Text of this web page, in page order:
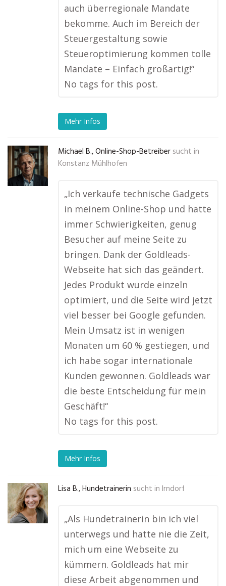
auch überregionale Mandate
bekomme. Auch im Bereich der
Steuergestaltung sowie
Steueroptimierung kommen tolle
Mandate – Einfach großartig!“
No tags for this post.
Mehr Infos
Michael B., Online-Shop-Betreiber sucht in
Konstanz Mühlhofen
„Ich verkaufe technische Gadgets
in meinem Online-Shop und hatte
immer Schwierigkeiten, genug
Besucher auf meine Seite zu
bringen. Dank der Goldleads-
Webseite hat sich das geändert.
Jedes Produkt wurde einzeln
optimiert, und die Seite wird jetzt
viel besser bei Google gefunden.
Mein Umsatz ist in wenigen
Monaten um 60 % gestiegen, und
ich habe sogar internationale
Kunden gewonnen. Goldleads war
die beste Entscheidung für mein
Geschäft!“
No tags for this post.
Mehr Infos
Lisa B., Hundetrainerin sucht in Irndorf
„Als Hundetrainerin bin ich viel
unterwegs und hatte nie die Zeit,
mich um eine Webseite zu
kümmern. Goldleads hat mir
diese Arbeit abgenommen und